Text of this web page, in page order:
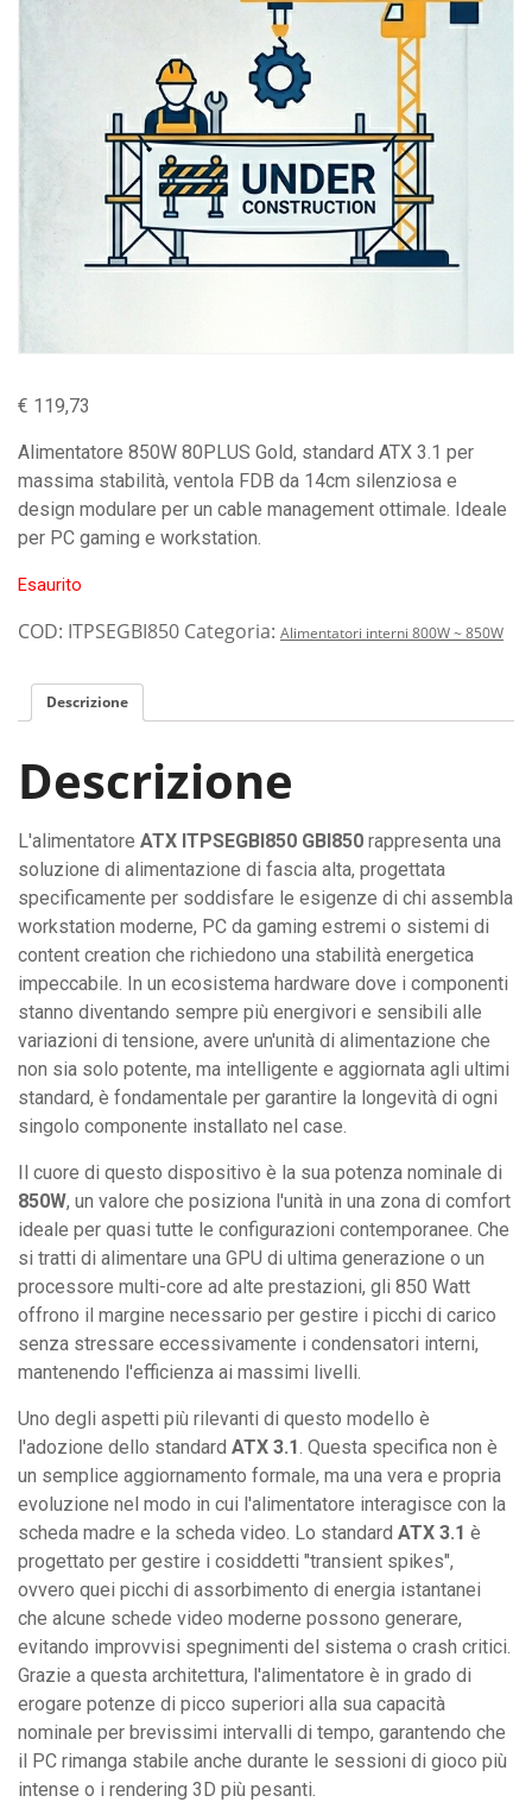
€ 119,73
Alimentatore 850W 80PLUS Gold, standard ATX 3.1 per
massima stabilità, ventola FDB da 14cm silenziosa e
design modulare per un cable management ottimale. Ideale
per PC gaming e workstation.
Esaurito
COD: ITPSEGBI850 Categoria: Alimentatori interni 800W ~ 850W
Descrizione
Descrizione
L'alimentatore ATX ITPSEGBI850 GBI850 rappresenta una
soluzione di alimentazione di fascia alta, progettata
specificamente per soddisfare le esigenze di chi assembla
workstation moderne, PC da gaming estremi o sistemi di
content creation che richiedono una stabilità energetica
impeccabile. In un ecosistema hardware dove i componenti
stanno diventando sempre più energivori e sensibili alle
variazioni di tensione, avere un'unità di alimentazione che
non sia solo potente, ma intelligente e aggiornata agli ultimi
standard, è fondamentale per garantire la longevità di ogni
singolo componente installato nel case.
Il cuore di questo dispositivo è la sua potenza nominale di
850W, un valore che posiziona l'unità in una zona di comfort
ideale per quasi tutte le configurazioni contemporanee. Che
si tratti di alimentare una GPU di ultima generazione o un
processore multi-core ad alte prestazioni, gli 850 Watt
offrono il margine necessario per gestire i picchi di carico
senza stressare eccessivamente i condensatori interni,
mantenendo l'efficienza ai massimi livelli.
Uno degli aspetti più rilevanti di questo modello è
l'adozione dello standard ATX 3.1. Questa specifica non è
un semplice aggiornamento formale, ma una vera e propria
evoluzione nel modo in cui l'alimentatore interagisce con la
scheda madre e la scheda video. Lo standard ATX 3.1 è
progettato per gestire i cosiddetti "transient spikes",
ovvero quei picchi di assorbimento di energia istantanei
che alcune schede video moderne possono generare,
evitando improvvisi spegnimenti del sistema o crash critici.
Grazie a questa architettura, l'alimentatore è in grado di
erogare potenze di picco superiori alla sua capacità
nominale per brevissimi intervalli di tempo, garantendo che
il PC rimanga stabile anche durante le sessioni di gioco più
intense o i rendering 3D più pesanti.